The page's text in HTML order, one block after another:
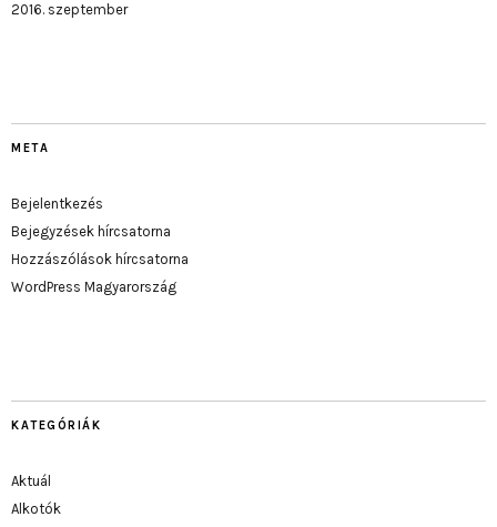
2016. szeptember
META
Bejelentkezés
Bejegyzések hírcsatorna
Hozzászólások hírcsatorna
WordPress Magyarország
KATEGÓRIÁK
Aktuál
Alkotók